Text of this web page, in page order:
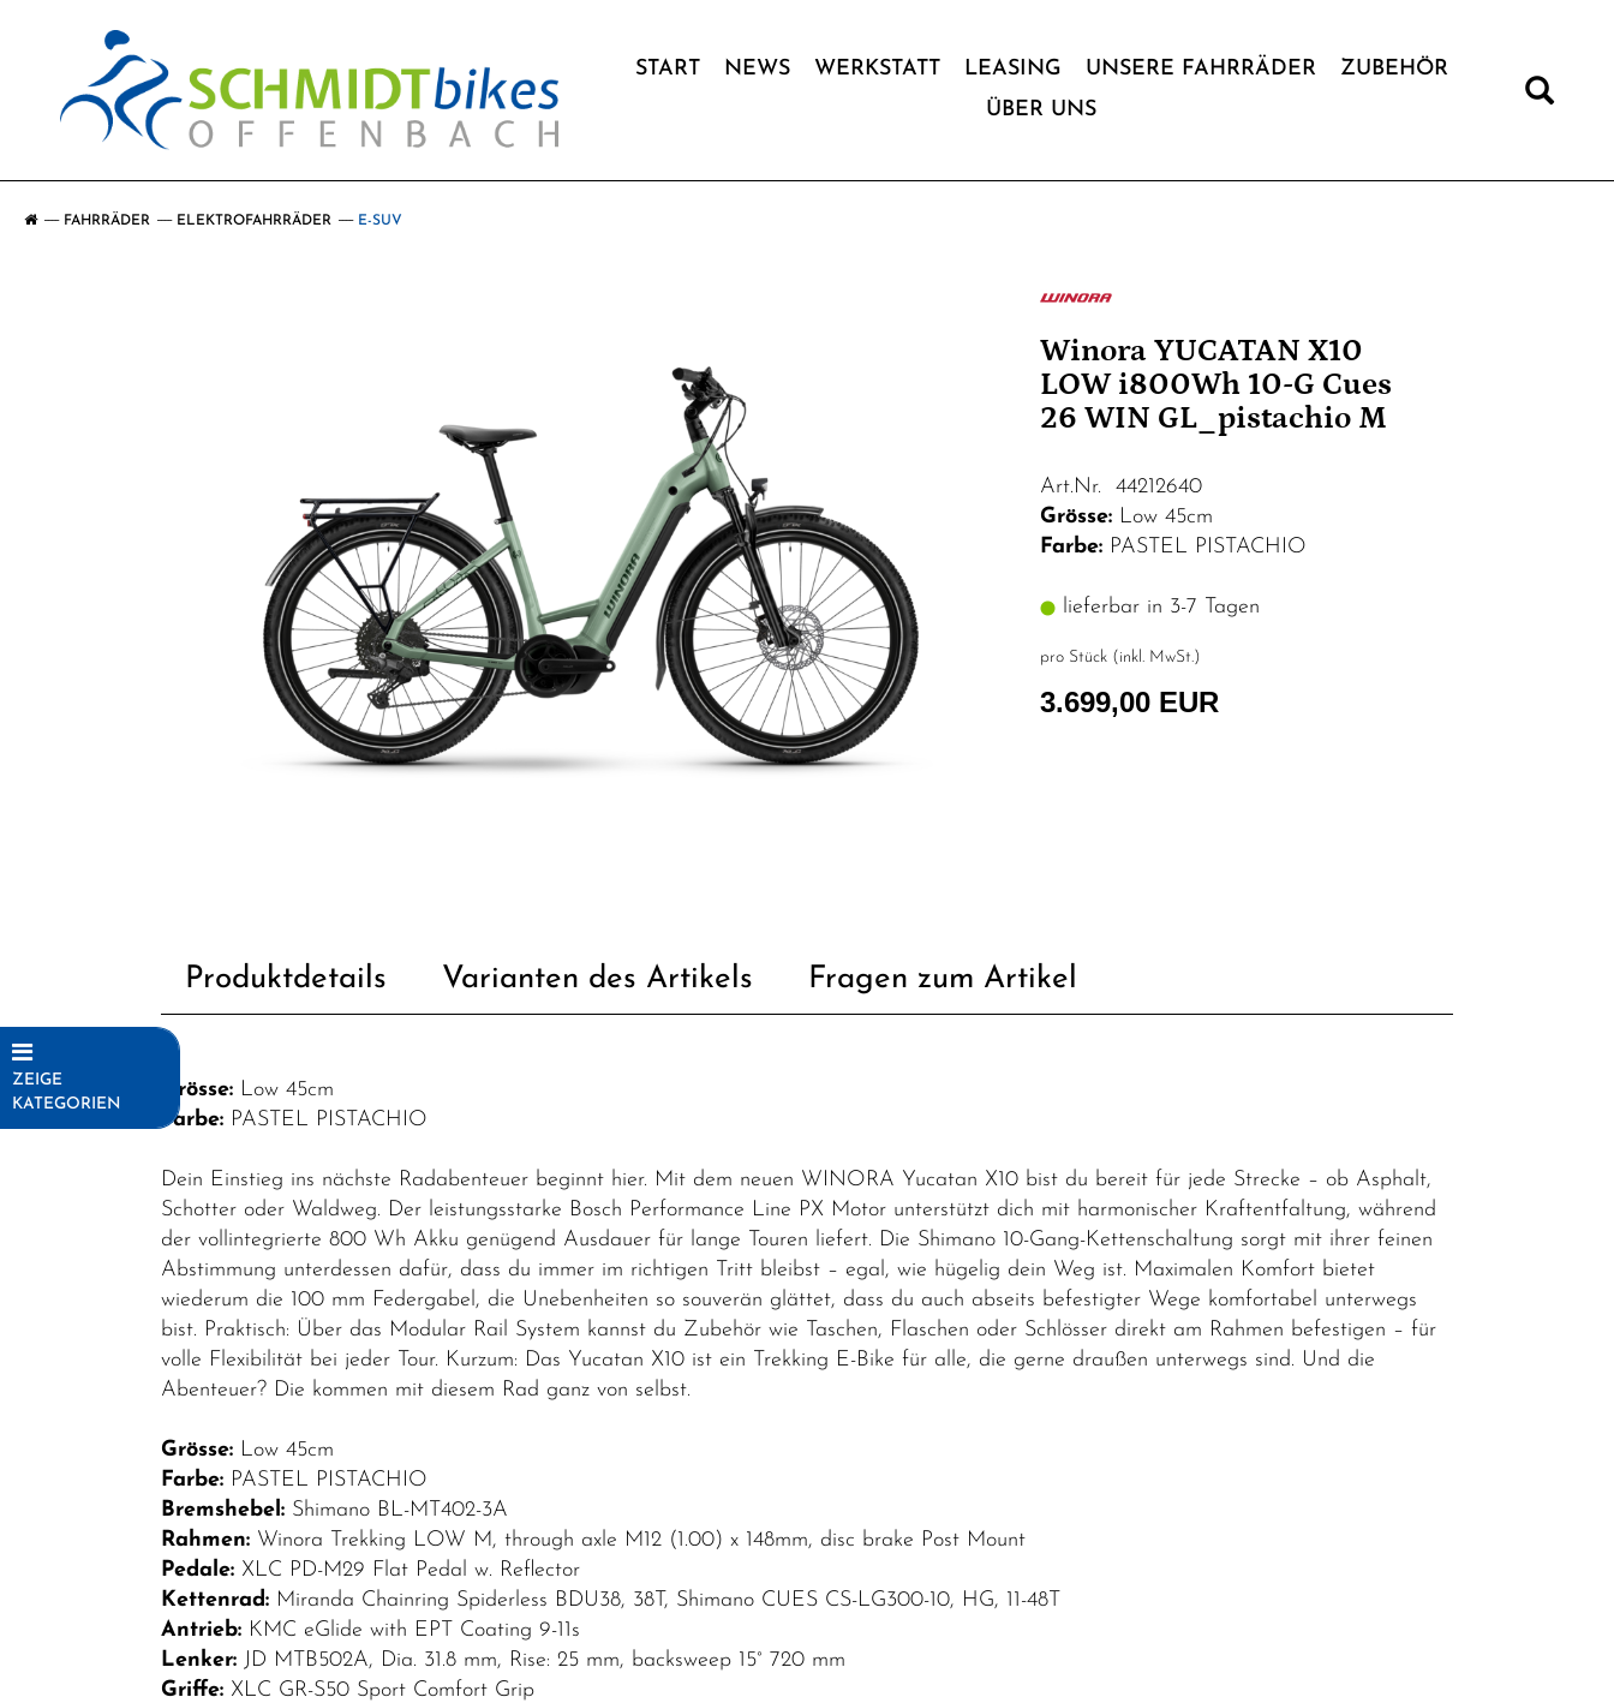
START NEWS WERKSTATT LEASING UNSERE FAHRRÄDER
ZUBEHÖR
ÜBER UNS
FAHRRÄDER ELEKTROFAHRRÄDER E-SUV
ZEIGE
KATEGORIEN
Elektrofahrräder
Winora YUCATAN X10
LOW i800Wh 10-G Cues
26 WIN GL_pistachio M
Art.Nr. 44212640
Grösse: Low 45cm
Farbe: PASTEL PISTACHIO
lieferbar in 3-7 Tagen
pro Stück (inkl. MwSt.)
3.699,00 EUR
Produktdetails Varianten des Artikels Fragen zum Artikel
Grösse: Low 45cm
Farbe: PASTEL PISTACHIO
Dein Einstieg ins nächste Radabenteuer beginnt hier. Mit dem neuen WINORA Yucatan X10 bist du bereit für jede Strecke – ob Asphalt,
Schotter oder Waldweg. Der leistungsstarke Bosch Performance Line PX Motor unterstützt dich mit harmonischer Kraftentfaltung, während
der vollintegrierte 800 Wh Akku genügend Ausdauer für lange Touren liefert. Die Shimano 10-Gang-Kettenschaltung sorgt mit ihrer feinen
Abstimmung unterdessen dafür, dass du immer im richtigen Tritt bleibst – egal, wie hügelig dein Weg ist. Maximalen Komfort bietet
wiederum die 100 mm Federgabel, die Unebenheiten so souverän glättet, dass du auch abseits befestigter Wege komfortabel unterwegs
bist. Praktisch: Über das Modular Rail System kannst du Zubehör wie Taschen, Flaschen oder Schlösser direkt am Rahmen befestigen – für
volle Flexibilität bei jeder Tour. Kurzum: Das Yucatan X10 ist ein Trekking E-Bike für alle, die gerne draußen unterwegs sind. Und die
Abenteuer? Die kommen mit diesem Rad ganz von selbst.
Grösse: Low 45cm
Farbe: PASTEL PISTACHIO
Bremshebel: Shimano BL-MT402-3A
Rahmen: Winora Trekking LOW M, through axle M12 (1.00) x 148mm, disc brake Post Mount
Pedale: XLC PD-M29 Flat Pedal w. Reflector
Kettenrad: Miranda Chainring Spiderless BDU38, 38T, Shimano CUES CS-LG300-10, HG, 11-48T
Antrieb: KMC eGlide with EPT Coating 9-11s
Lenker: JD MTB502A, Dia. 31.8 mm, Rise: 25 mm, backsweep 15° 720 mm
Griffe: XLC GR-S50 Sport Comfort Grip